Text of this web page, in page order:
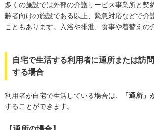
多くの施設では外部の介護サービス事業所と契
齢者向けの施設である以上、緊急対応などで介
こともあります。入浴や排泄、食事や着替えの
自宅で生活する利用者に通所または訪
する場合
利用者が自宅で生活している場合は、
「通所
することができます。